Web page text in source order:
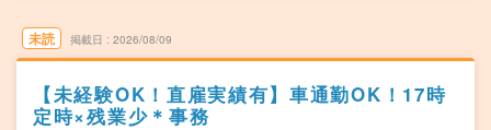
未読 掲載日 2026/08/09
【未経験OK！直雇実績有】車通勤OK！17時
定時×残業少＊事務